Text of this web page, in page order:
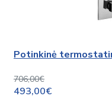
Potinkinė
706,00€
493,00€